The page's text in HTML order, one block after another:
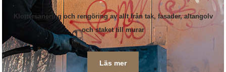
Klottersanering och rengöring av allt från tak, fasader, altangolv
och staket till murar
Läs mer